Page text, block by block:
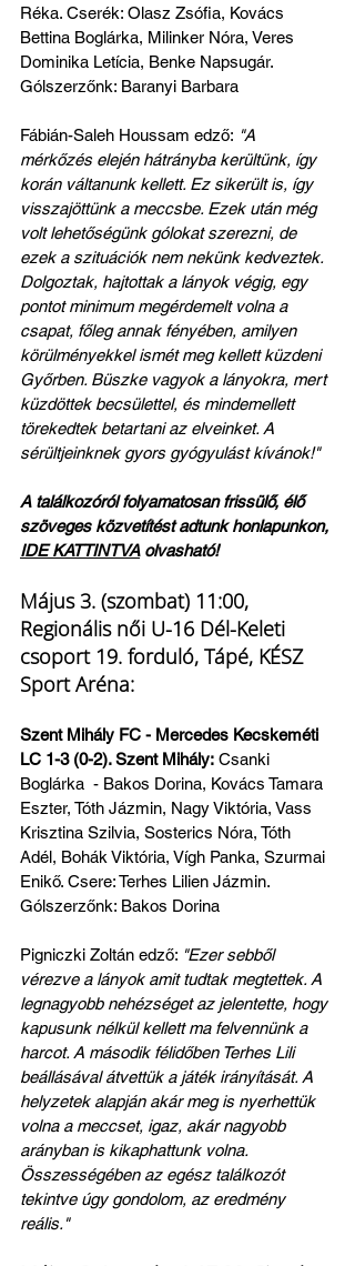
Réka. Cserék: Olasz Zsófia, Kovács
Bettina Boglárka, Milinker Nóra, Veres
Dominika Letícia, Benke Napsugár.
Gólszerzőnk: Baranyi Barbara
Fábián-Saleh Houssam edző: "A
mérkőzés elején hátrányba kerültünk, így
korán váltanunk kellett. Ez sikerült is, így
visszajöttünk a meccsbe. Ezek után még
volt lehetőségünk gólokat szerezni, de
ezek a szituációk nem nekünk kedveztek.
Dolgoztak, hajtottak a lányok végig, egy
pontot minimum megérdemelt volna a
csapat, főleg annak fényében, amilyen
körülményekkel ismét meg kellett küzdeni
Győrben. Büszke vagyok a lányokra, mert
küzdöttek becsülettel, és mindemellett
törekedtek betartani az elveinket. A
sérültjeinknek gyors gyógyulást kívánok!"
A találkozóról folyamatosan frissülő, élő
szöveges közvetítést adtunk honlapunkon,
IDE KATTINTVA olvasható!
Május 3. (szombat) 11:00,
Regionális női U-16 Dél-Keleti
csoport 19. forduló, Tápé, KÉSZ
Sport Aréna:
Szent Mihály FC - Mercedes Kecskeméti
LC 1-3 (0-2). Szent Mihály: Csanki
Boglárka  - Bakos Dorina, Kovács Tamara
Eszter, Tóth Jázmin, Nagy Viktória, Vass
Krisztina Szilvia, Sosterics Nóra, Tóth
Adél, Bohák Viktória, Vígh Panka, Szurmai
Enikő. Csere: Terhes Lilien Jázmin.
Gólszerzőnk: Bakos Dorina
Pigniczki Zoltán edző: "Ezer sebből
vérezve a lányok amit tudtak megtettek. A
legnagyobb nehézséget az jelentette, hogy
kapusunk nélkül kellett ma felvennünk a
harcot. A második félidőben Terhes Lili
beállásával átvettük a játék irányítását. A
helyzetek alapján akár meg is nyerhettük
volna a meccset, igaz, akár nagyobb
arányban is kikaphattunk volna.
Összességében az egész találkozót
tekintve úgy gondolom, az eredmény
reális."